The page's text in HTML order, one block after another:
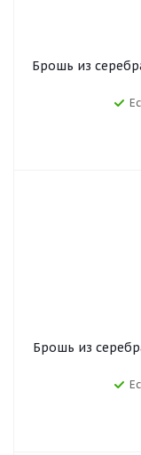
Брошь из
Брошь из